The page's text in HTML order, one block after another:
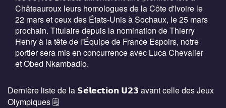
Châteauroux leurs homologues de la Côte d'Ivoire le
22 mars et ceux des États-Unis à Sochaux, le 25 mars
prochain. Titulaire depuis la nomination de Thierry
Henry à la tête de l'Équipe de France Espoirs, notre
portier sera mis en concurrence avec Luca Chevalier
et Obed Nkambadio.
Dernière liste de la 𝗦𝗲́𝗹𝗲𝗰𝘁𝗶𝗼𝗻 𝗨𝟮𝟯 avant celle des Jeux
Olympiques 🗒